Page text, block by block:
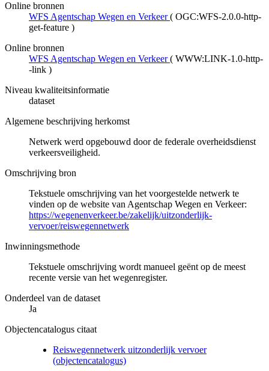
Online bronnen
WFS Agentschap Wegen en Verkeer ( OGC:WFS-2.0.0-http-
get-feature )
Online bronnen
WFS Agentschap Wegen en Verkeer ( WWW:LINK-1.0-http-
-link )
Niveau kwaliteitsinformatie
dataset
Algemene beschrijving herkomst
Netwerk werd opgebouwd door de federale overheidsdienst
verkeersveiligheid.
Omschrijving bron
Tekstuele omschrijving van het voorgestelde netwerk te
vinden op de website van Agentschap Wegen en Verkeer:
https://wegenenverkeer.be/zakelijk/uitzonderlijk-
vervoer/reiswegennetwerk
Inwinningsmethode
Tekstuele omschrijving wordt manueel geënt op de meest
recente versie van het wegenregister.
Onderdeel van de dataset
Ja
Objectencatalogus citaat
Reiswegennetwerk uitzonderlijk vervoer
(objectencatalogus)